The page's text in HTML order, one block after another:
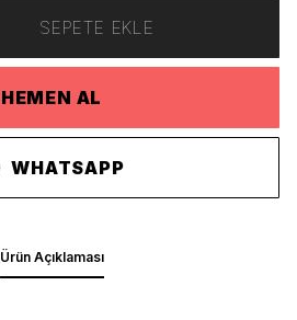
SEPETE EKLE
HEMEN AL
WHATSAPP
Ürün Açıklaması